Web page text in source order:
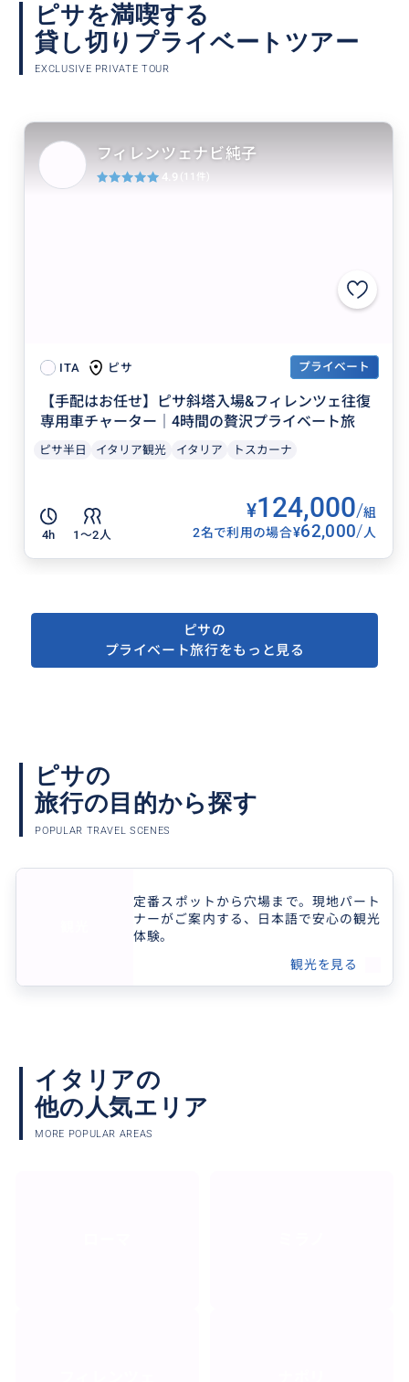
ピサを満喫する
貸し切りプライベートツアー
EXCLUSIVE PRIVATE TOUR
ITA ピサ プライベート
【手配はお任せ】ピサ斜塔入場&フィレンツェ往復
専用車チャーター｜4時間の贅沢プライベート旅
ピサ半日 イタリア観光 イタリア トスカーナ
4h 1〜2人
¥124,000/組
2名で利用の場合¥62,000/人
フィレンツェナビ純子
4.9 (11件)
ピサの
プライベート旅行をもっと見る
ピサの
旅行の目的から探す
POPULAR TRAVEL SCENES
定番スポットから穴場まで。現地パート
ナーがご案内する、日本語で安心の観光
体験。
観光を見る
イタリアの
他の人気エリア
MORE POPULAR AREAS